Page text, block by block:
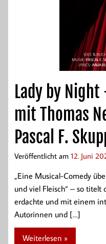
Lady by
mit Thomas
Pascal F.
Veröffentlicht am 12. Juni
„Eine Musical-Comedy
und viel Fleisch“ – so titelt
erdachte und mit einem
Autorinnen und […]
Weiterlesen »